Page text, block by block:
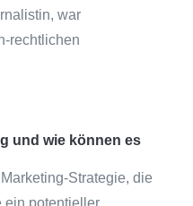
war
rechtlichen
und wie können es
Strategie, die
ein potentieller